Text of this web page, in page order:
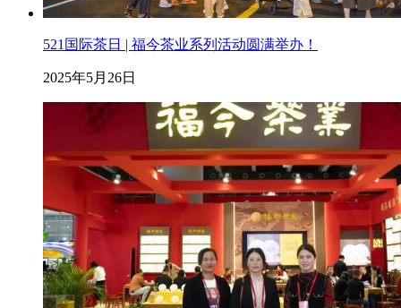
521国际茶日 | 福今茶业系列活动圆满举办！
2025年5月26日